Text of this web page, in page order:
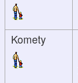
Komety